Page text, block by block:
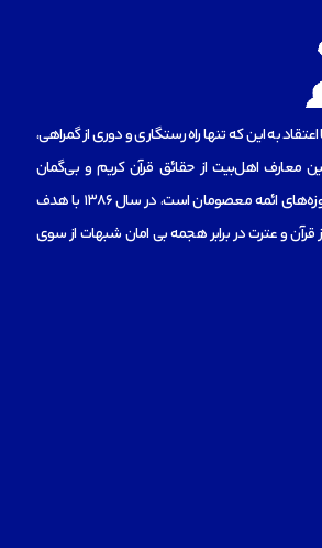
به این که تنها راه رستگاری و دوری از گمراهی،
معارف اهل‌بیت از حقائق قرآن کریم و بی‌گمان
معارف اعتقادی سرلوحه آموزه‌های ائمه معصومان است، در سال 1386 با هدف
و عترت در برابر هجمه بی امان شبهات از سوی